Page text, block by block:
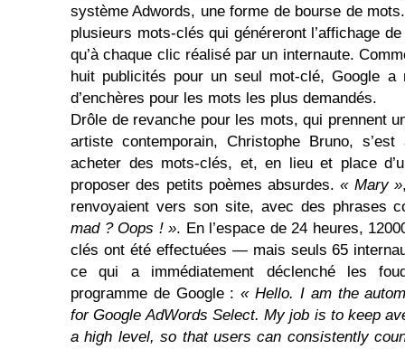
système Adwords, une forme de bourse de
plusieurs mots-clés qui généreront l’affichage
qu’à chaque clic réalisé par un internaute.
huit publicités pour un seul mot-clé, Google
d’enchères pour les mots les plus demandés.
Drôle de revanche pour les mots, qui prennent
artiste contemporain, Christophe Bruno,
acheter des mots-clés, et, en lieu et place
proposer des petits poèmes absurdes.« Mary »
renvoyaient vers son site, avec des phrases
mad ? Oops ! ». En l’espace de 24 heures,
clés ont été effectuées — mais seuls 65
ce qui a immédiatement déclenché les
programme de Google :« Hello. I am the
for Google AdWords Select. My job is to keep
a high level, so that users can consistently